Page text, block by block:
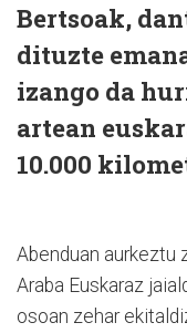
Bertsoak,
dituzte
izango da
artean
10.000
Abenduan aurkeztu
Araba Euskaraz
osoan zehar